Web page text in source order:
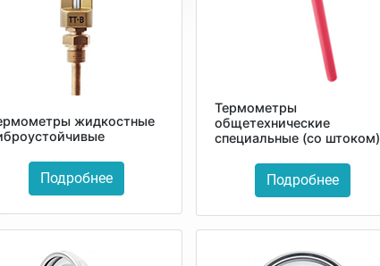
жидкостные
Подробнее
Термометры
общетехнические
специальные (со штоком)
Подробнее